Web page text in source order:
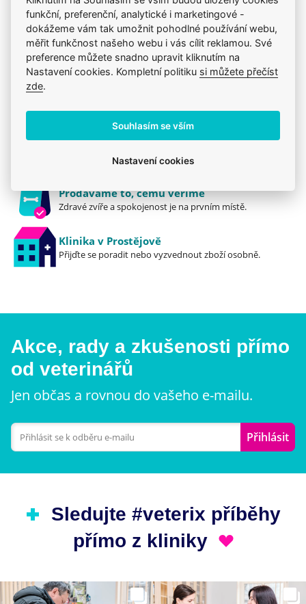
Léčiva, vitamíny a doplňky
Mého psa trápí
Mazlíčkům pomáháme denně již 20 let.
Vždy odborně poradíme
Pomůžeme s výběrem, výživou i problémem.
Prodáváme to, čemu věříme
Zdravé zvíře a spokojenost je na prvním místě.
Klinika v Prostějově
Přijďte se poradit nebo vyzvednout zboží osobně.
Akce, rady a zkušenosti přímo
od veterinářů
Jen občas a rovnou do vašeho e-mailu.
Přihlásit
Sledujte #veterix příběhy
přímo z kliniky
funkční, preferenční, analytické i marketingové -
dokážeme vám tak umožnit pohodlné používání webu,
měřit funkčnost našeho webu i vás cílit reklamou. Své
preference můžete snadno upravit kliknutím na
Nastavení cookies. Kompletní politiku si můžete přečíst
zde.
Souhlasím se vším
Nastavení cookies